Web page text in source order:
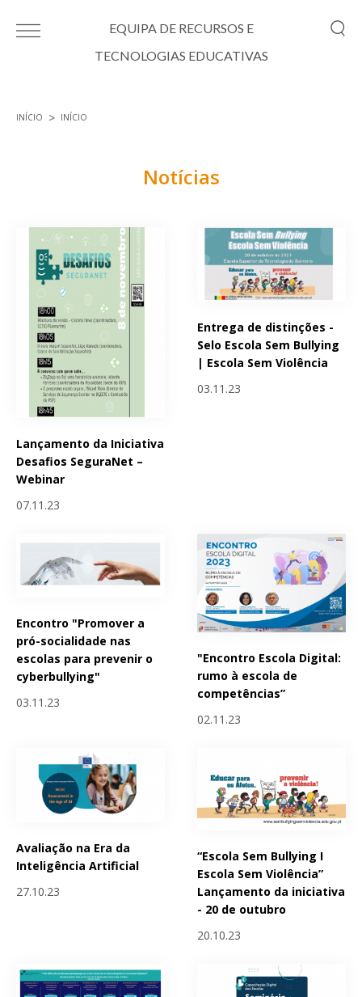
EQUIPA DE RECURSOS E
TECNOLOGIAS EDUCATIVAS
INÍCIO INÍCIO
Notícias
Lançamento da Iniciativa
Desafios SeguraNet –
Webinar
07.11.23
Entrega de distinções -
Selo Escola Sem Bullying
| Escola Sem Violência
03.11.23
Encontro "Promover a
pró-socialidade nas
escolas para prevenir o
cyberbullying"
03.11.23
"Encontro Escola Digital:
rumo à escola de
competências”
02.11.23
Avaliação na Era da
Inteligência Artificial
27.10.23
“Escola Sem Bullying I
Escola Sem Violência”
Lançamento da iniciativa
- 20 de outubro
20.10.23
Páginas